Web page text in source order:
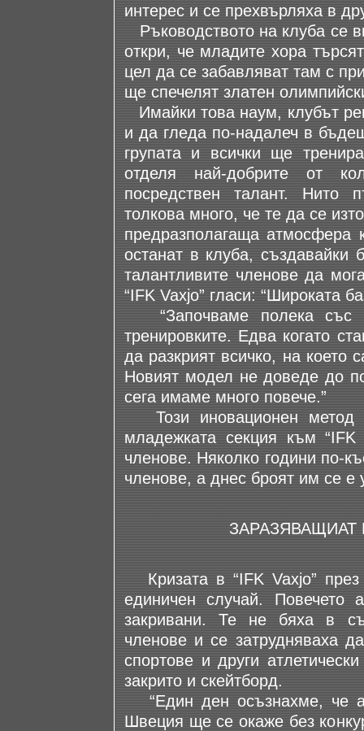
интерес и се прехвърляха в
Ръководството на клуба се
откри, че младите хора
цел да се забавляват там с
ще спечелят златен
Имайки това наум, клубът
и да гледа по-надалеч в
групата и всички ще
отделя най-добрите от
посредствен талант. Нито
толкова много, че те да се
предразполагаща атмосфера
останат в клуба, създавайки
талантливите членове да
“IFK Vaxjo” гласи: “Широката
“Започваме полека със 7-
тренировките. Едва когато
да разкрият всичко, на което
Новият модел не доведе до
сега имаме много повече.”
Този иновационен метод
младежката секция към
членове. Няколко години по-
членове, а днес броят им се е
Кризата в “IFK Vaxjo” през
единичен случай. Повечето
закривани. Те не бяха в
членове и се затрудняваха
спортове и други
закрито и скейтборд.
“Един ден осъзнахме, че
Швеция ще се окаже без